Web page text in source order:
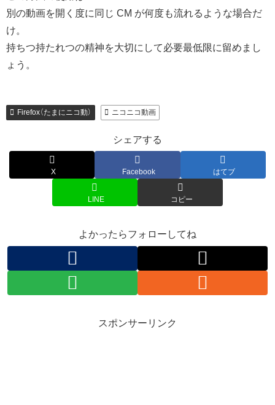
別の動画を開く度に同じ CM が何度も流れるような場合だ
け。
持ちつ持たれつの精神を大切にして必要最低限に留めまし
ょう。
Firefox（たまにニコ動） ニコニコ動画
シェアする
X Facebook はてブ
LINE コピー
よかったらフォローしてね
スポンサーリンク